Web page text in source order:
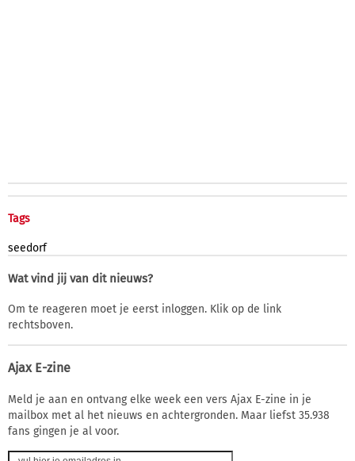
Tags
seedorf
Wat vind jij van dit nieuws?
Om te reageren moet je eerst inloggen. Klik op de link
rechtsboven.
Ajax E-zine
Meld je aan en ontvang elke week een vers Ajax E-zine in je
mailbox met al het nieuws en achtergronden. Maar liefst 35.938
fans gingen je al voor.